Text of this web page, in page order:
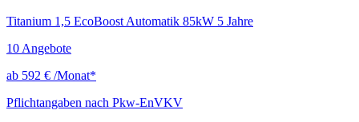
Titanium 1,5 EcoBoost Automatik 85kW 5 Jahre
10 Angebote
ab 592 € /Monat*
Pflichtangaben nach Pkw-EnVKV